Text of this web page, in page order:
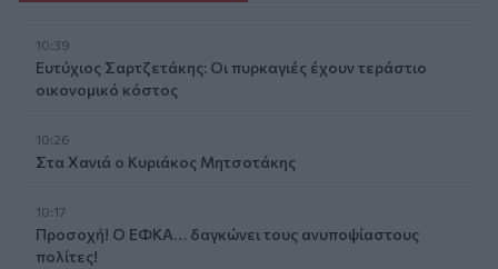
10:39
Ευτύχιος Σαρτζετάκης: Οι πυρκαγιές έχουν τεράστιο
οικονομικό κόστος
10:26
Στα Χανιά ο Κυριάκος Μητσοτάκης
10:17
Προσοχή! Ο ΕΦΚΑ… δαγκώνει τους ανυποψίαστους
πολίτες!